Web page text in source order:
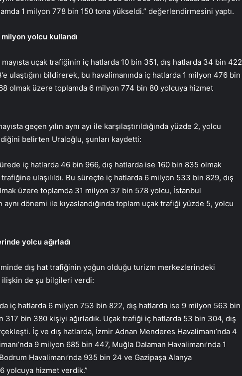
1 milyon 778 bin 150 tona yükseldi.” değerlendirmesini yaptı.
milyon yolcu kullandı
mayısta uçak trafiğinin iç hatlarda 10 bin 351, dış hatlarda 34 bin 422
ulaştığını bildirerek, bu havalimanında iç hatlarda 1 milyon 476 bin
olmak üzere toplamda 6 milyon 774 bin 80 yolcuya hizmet
geçen yılın aynı ayı ile karşılaştırıldığında yüzde 2, yolcu
belirten Uraloğlu, şunları kaydetti:
iç hatlarda 46 bin 966, dış hatlarda ise 160 bin 835 olmak
ulaşılıldı. Bu süreçte iç hatlarda 6 milyon 533 bin 829, dış
üzere toplamda 31 milyon 37 bin 578 yolcu, İstanbul
aynı dönemi ile kıyaslandığında toplam uçak trafiği yüzde 5, yolcu
yolcu ağırladı
dış hat trafiğinin yoğun olduğu turizm merkezlerindeki
ilişkin de şu bilgileri verdi:
iç hatlarda 6 milyon 753 bin 822, dış hatlarda ise 9 milyon 563 bin
bin 380 kişiyi ağırladık. Uçak trafiği iç hatlarda 53 bin 304, dış
İç ve dış hatlarda, İzmir Adnan Menderes Havalimanı’nda 4
9 milyon 685 bin 447, Muğla Dalaman Havalimanı’nda 1
Havalimanı’nda 935 bin 24 ve Gazipaşa Alanya
yolcuya hizmet verdik.”